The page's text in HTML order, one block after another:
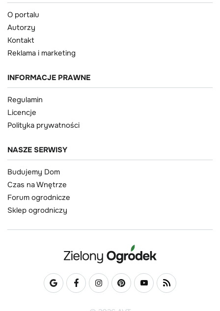
O portalu
Autorzy
Kontakt
Reklama i marketing
INFORMACJE PRAWNE
Regulamin
Licencje
Polityka prywatności
NASZE SERWISY
Budujemy Dom
Czas na Wnętrze
Forum ogrodnicze
Sklep ogrodniczy